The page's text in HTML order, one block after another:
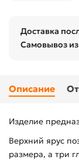
Доставка
Самовывоз
Описание
Изделие
Верхний ярус
размера, а три